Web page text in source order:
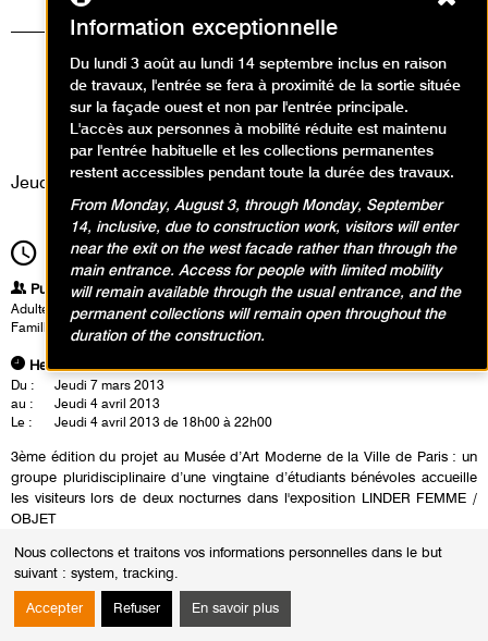
Nous collectons et traitons vos informations personnelles dans le but
suivant : system, tracking.
Accepter Refuser En savoir plus
Linder Femme /
objet
Animations, Événement / Visite
animation
Jeudi 4 avril 2013
18h00Durée4h00
Publics
Adultes
Famille
Heures
Du :
Jeudi 7 mars 2013
au :
Jeudi 4 avril 2013
Le :
Jeudi 4 avril 2013 de 18h00 à 22h00
3ème édition du projet au Musée d’Art Moderne de la Ville de Paris : un
groupe pluridisciplinaire d’une vingtaine d’étudiants bénévoles accueille
les visiteurs lors de deux nocturnes dans l'exposition LINDER FEMME /
OBJET
Leur spécificité ? Ils évoluent dans des disciplines universitaires variées
favorisant ainsi un échange riche en opinions, points de vue et regards
avec le public.
Leur point commun ? Ce sont des passionnés qui souhaitent favoriser
l’accès à l’art contemporain dans un esprit de convivialité.
Information exceptionnelle
Du lundi 3 août au lundi 14 septembre inclus en raison
de travaux, l'entrée se fera à proximité de la sortie située
sur la façade ouest et non par l'entrée principale.
L'accès aux personnes à mobilité réduite est maintenu
par l'entrée habituelle et les collections permanentes
restent accessibles pendant toute la durée des travaux.
From Monday, August 3, through Monday, September
14, inclusive, due to construction work, visitors will enter
near the exit on the west facade rather than through the
main entrance. Access for people with limited mobility
will remain available through the usual entrance, and the
permanent collections will remain open throughout the
duration of the construction.